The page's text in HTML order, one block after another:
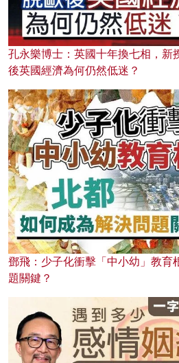
孔永樂博士：英國十年換七相，新
後英國經濟為何仍然低迷？
鄧飛：少子化衝擊「中小幼」教育
題關鍵？